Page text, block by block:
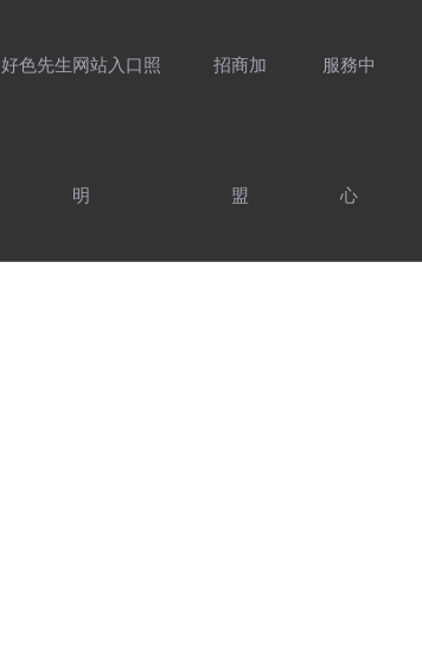
好色先生网站入口照
明
招商加
盟
服務中
心